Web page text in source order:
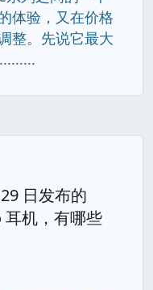
体验，又在价格
整。先说它最大
日发布的
机，有哪些